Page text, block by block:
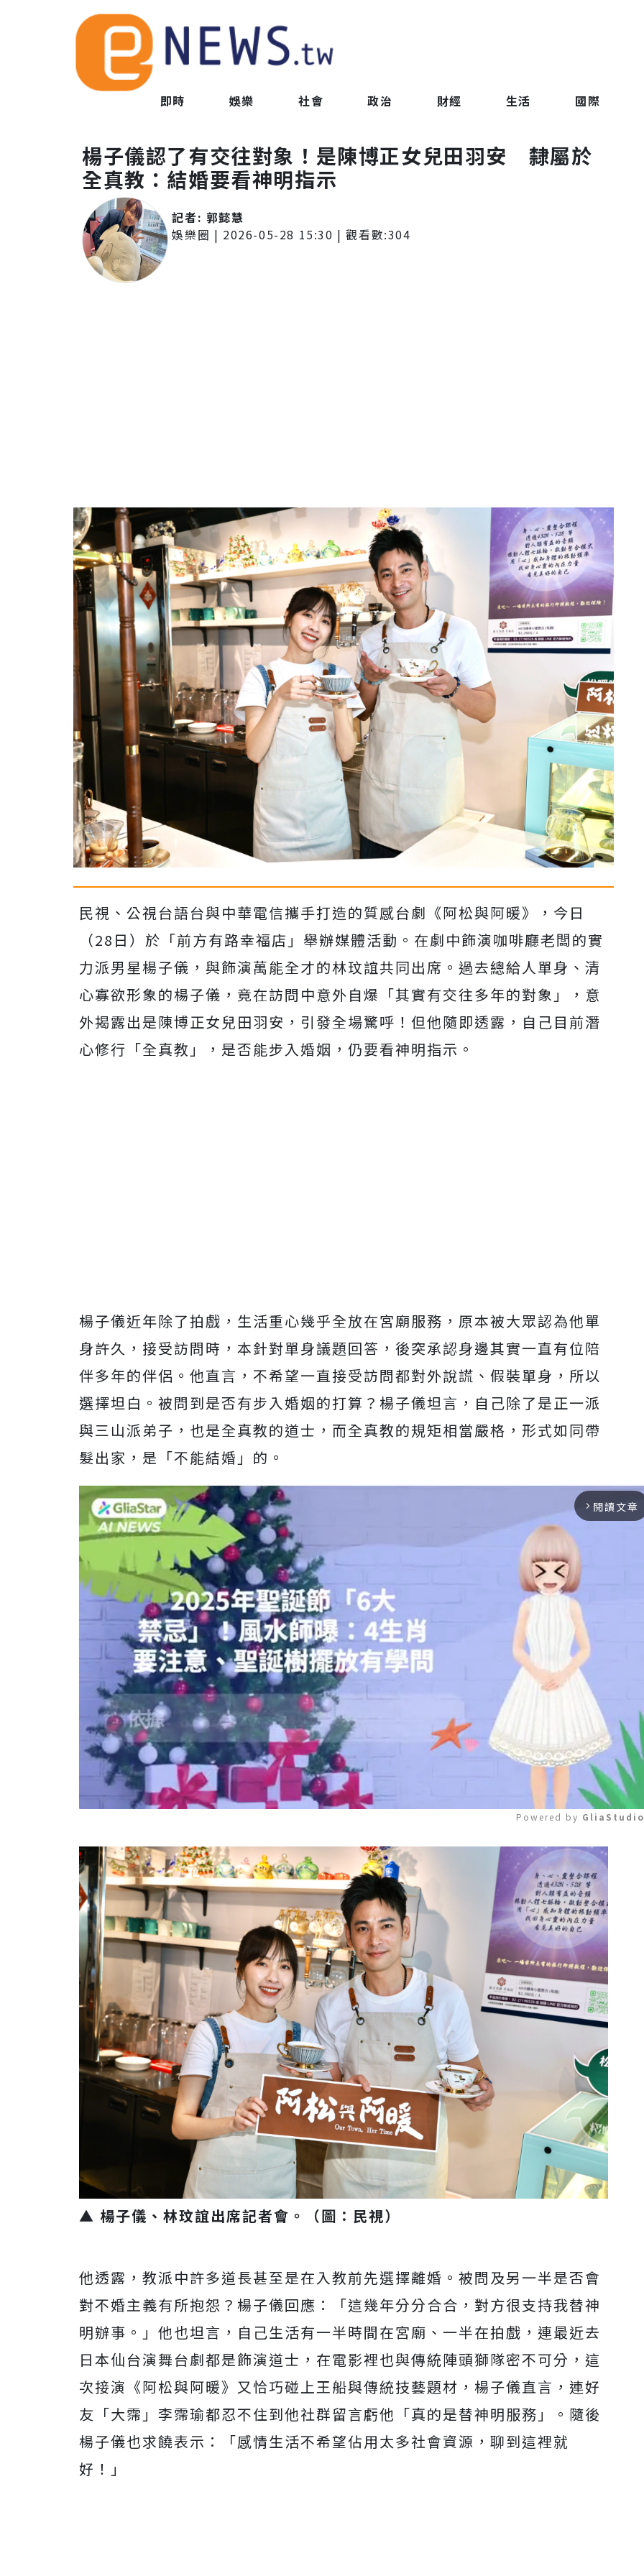
即時 娛樂 社會 政治 財經 生活 國際
楊子儀認了有交往對象！是陳博正女兒田羽安 隸屬於
全真教：結婚要看神明指示
記者: 郭懿慧
娛樂圈 | 2026-05-28 15:30 | 觀看數:304
民視、公視台語台與中華電信攜手打造的質感台劇《阿松與阿暖》，今日
（28 日）於「前方有路幸福店」舉辦媒體活動。在劇中飾演咖啡廳老闆的實
力派男星楊子儀，與飾演萬能全才的林玟誼共同出席。過去總給人單身、清
心寡欲形象的楊子儀，竟在訪問中意外自爆「其實有交往多年的對象」，意
外揭露出是陳博正女兒田羽安，引發全場驚呼！但他隨即透露，自己目前潛
心修行「全真教」，是否能步入婚姻，仍要看神明指示。
楊子儀近年除了拍戲，生活重心幾乎全放在宮廟服務，原本被大眾認為他單
身許久，接受訪問時，本針對單身議題回答，後突承認身邊其實一直有位陪
伴多年的伴侶。他直言，不希望一直接受訪問都對外說謊、假裝單身，所以
選擇坦白。被問到是否有步入婚姻的打算？楊子儀坦言，自己除了是正一派
與三山派弟子，也是全真教的道士，而全真教的規矩相當嚴格，形式如同帶
髮出家，是「不能結婚」的。
arrow_forward_ios 閱讀文章
Mute
Powered by
▲ 楊子儀、林玟誼出席記者會。（圖：民視）
他透露，教派中許多道長甚至是在入教前先選擇離婚。被問及另一半是否會
對不婚主義有所抱怨？楊子儀回應：「這幾年分分合合，對方很支持我替神
明辦事。」他也坦言，自己生活有一半時間在宮廟、一半在拍戲，連最近去
日本仙台演舞台劇都是飾演道士，在電影裡也與傳統陣頭獅隊密不可分，這
次接演《阿松與阿暖》又恰巧碰上王船與傳統技藝題材，楊子儀直言，連好
友「大霈」李霈瑜都忍不住到他社群留言虧他「真的是替神明服務」。隨後
楊子儀也求饒表示：「感情生活不希望佔用太多社會資源，聊到這裡就
好！」